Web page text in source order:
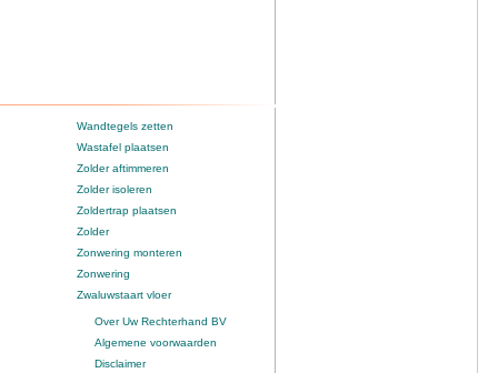
Wandtegels zetten
Wastafel plaatsen
Zolder aftimmeren
Zolder isoleren
Zoldertrap plaatsen
Zolder
Zonwering monteren
Zonwering
Zwaluwstaart vloer
Over Uw Rechterhand BV
Algemene voorwaarden
Disclaimer